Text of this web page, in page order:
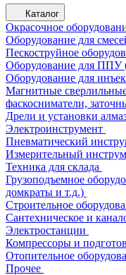
Каталог
Окрасочное
Оборудование для
Пескоструйное
Оборудование для ППУ
Оборудование для
Магнитные
фаскосниматели,
Дрели и установки
Электроинструмент
Пневматический
Измерительный
Техника для склада
Грузоподъемное
домкраты и т.д.)
Строительное
Сантехническое и
Электростанции
Компрессоры и
Отопительное
Прочее